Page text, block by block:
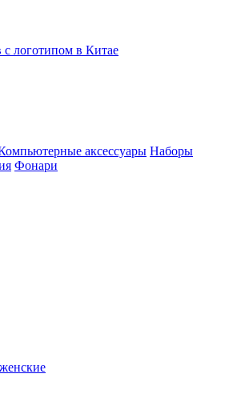
с логотипом в Китае
аксессуары Наборы
Фонари